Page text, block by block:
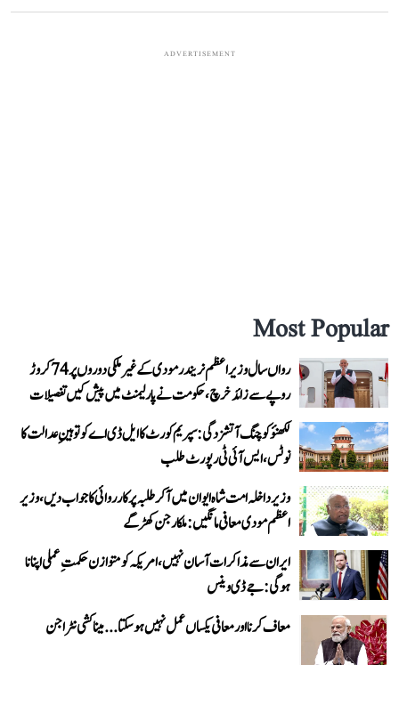
ADVERTISEMENT
Most Popular
رواں سال وزیر اعظم نریندر مودی کے غیر ملکی دوروں پر 74 کروڑ
روپے سے زائد خرچ، حکومت نے پارلیمنٹ میں پیش کیں تفصیلات
لکھنؤ کوچنگ آتشزدگی: سپریم کورٹ کا ایل ڈی اے کو توہینِ عدالت کا
نوٹس، ایس آئی ٹی رپورٹ طلب
وزیر داخلہ امت شاہ ایوان میں آ کر طلبہ پر کارروائی کا جواب دیں، وزیر
اعظم مودی معافی مانگیں: ملکارجن کھڑگے
ایران سے مذاکرات آسان نہیں، امریکہ کو متوازن حکمتِ عملی اپنانا
ہوگی: جے ڈی وینس
معاف کرنا اور معافی یکساں عمل نہیں ہو سکتا... میناکشی نٹراجن